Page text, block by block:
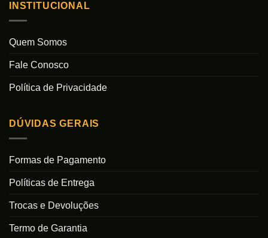
INSTITUCIONAL
Quem Somos
Fale Conosco
Política de Privacidade
DÚVIDAS GERAIS
Formas de Pagamento
Políticas de Entrega
Trocas e Devoluções
Termo de Garantia